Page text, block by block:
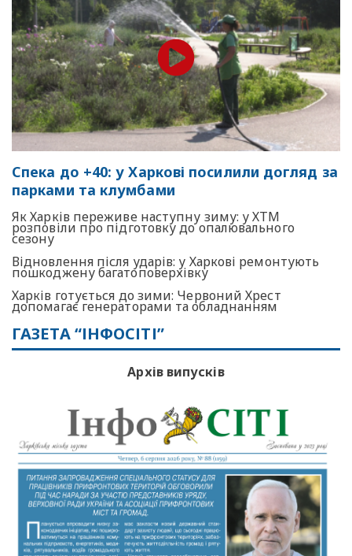
Спека до +40: у Харкові посилили догляд за
парками та клумбами
Як Харків переживе наступну зиму: у ХТМ
розповіли про підготовку до опалювального
сезону
Відновлення після ударів: у Харкові ремонтують
пошкоджену багатоповерхівку
Харків готується до зими: Червоний Хрест
допомагає генераторами та обладнанням
ГАЗЕТА “ІНФОСІТІ”
Архів випусків